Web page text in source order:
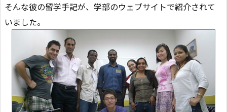
そんな彼の留学手記が、学部のウェブサイトで紹介されて
いました。